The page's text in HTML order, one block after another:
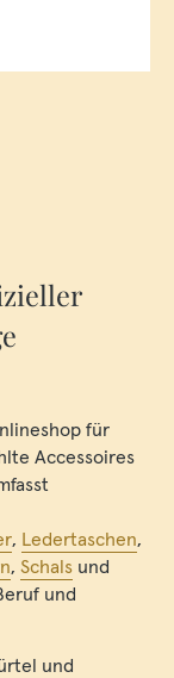
für
Accessoires
, Ledertaschen,
, Schals und
und
und